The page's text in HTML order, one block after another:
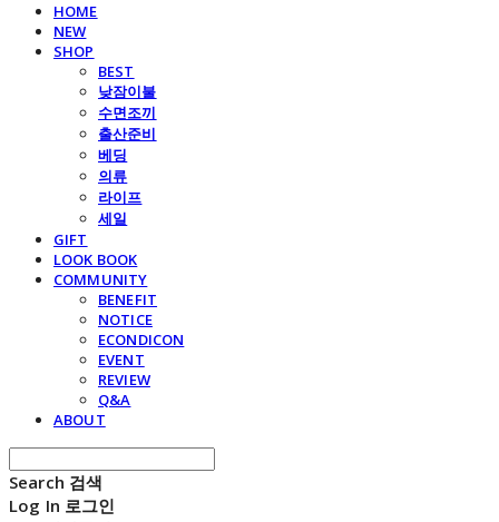
HOME
NEW
SHOP
BEST
낮잠이불
수면조끼
출산준비
베딩
의류
라이프
세일
GIFT
LOOK BOOK
COMMUNITY
BENEFIT
NOTICE
ECONDICON
EVENT
REVIEW
Q&A
ABOUT
Search 검색
Log In 로그인